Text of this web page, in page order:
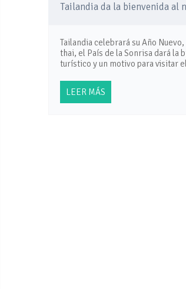
Tailandia da la bienvenida al
Tailandia celebrará su Año
thai, el País de la Sonrisa dará la
turístico y un motivo para
LEER MÁS